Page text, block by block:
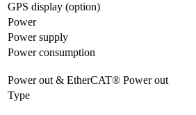
GPS display (option)
Power
Power supply
Power consumption
Power out & EtherCAT® Power out
Type